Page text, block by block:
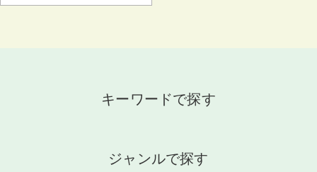
キーワードで探す
ジャンルで探す